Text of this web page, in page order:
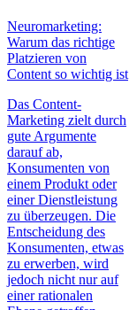
Neuromarketing:
Warum das richtige
Platzieren von
Content so wichtig ist
Das Content-
Marketing zielt durch
gute Argumente
darauf ab,
Konsumenten von
einem Produkt oder
einer Dienstleistung
zu überzeugen. Die
Entscheidung des
Konsumenten, etwas
zu erwerben, wird
jedoch nicht nur auf
einer rationalen